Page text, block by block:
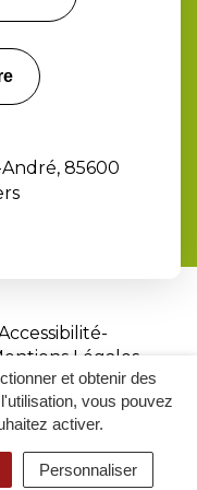
et obtenir des
vous pouvez
activer.
Personnaliser
ACCESSIBILITÉ
85600
Légales